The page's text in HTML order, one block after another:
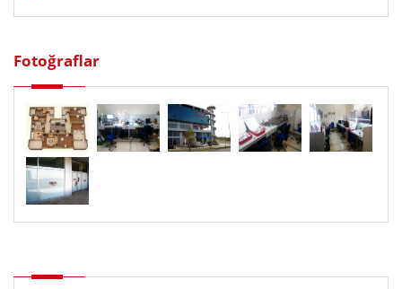
Fotoğraflar